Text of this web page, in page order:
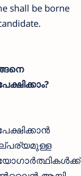
shall be borne